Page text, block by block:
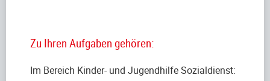
Zu Ihren Aufgaben gehören:
Im Bereich Kinder- und Jugendhilfe Sozialdienst: